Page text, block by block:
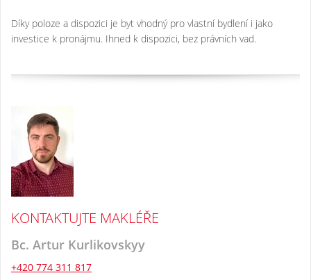
Díky poloze a dispozici je byt vhodný pro vlastní bydlení i jako
investice k pronájmu. Ihned k dispozici, bez právních vad.
KONTAKTUJTE MAKLÉŘE
Bc. Artur Kurlikovskyy
+420 774 311 817